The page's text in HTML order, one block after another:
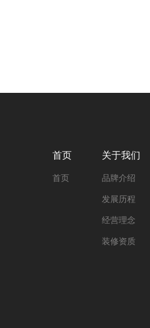
首页
首页
关于我们
品牌介绍
发展历程
经营理念
装修资质